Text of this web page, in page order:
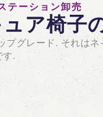
テーション卸売
ア椅子
グレード. それは
す.